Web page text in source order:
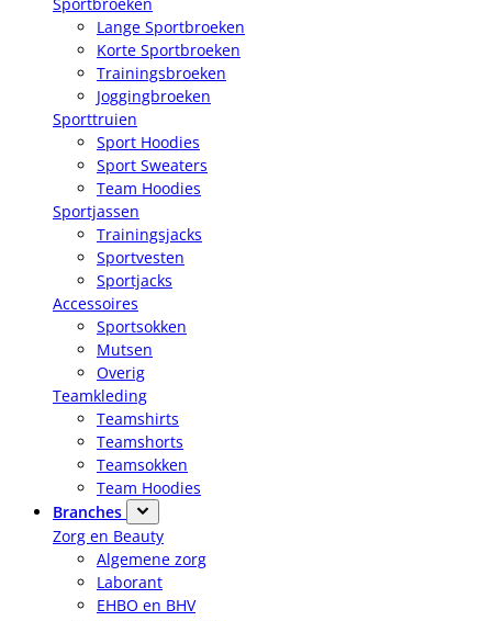
Lange Sportbroeken
Korte Sportbroeken
Trainingsbroeken
Joggingbroeken
Sporttruien
Sport Hoodies
Sport Sweaters
Team Hoodies
Sportjassen
Trainingsjacks
Sportvesten
Sportjacks
Accessoires
Sportsokken
Mutsen
Overig
Teamkleding
Teamshirts
Teamshorts
Teamsokken
Team Hoodies
Branches
Zorg en Beauty
Algemene zorg
Laborant
EHBO en BHV